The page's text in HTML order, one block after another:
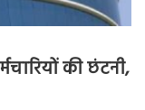
की छंटनी,